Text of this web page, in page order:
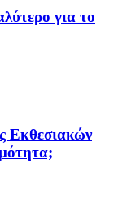
για το
Εκθεσιακών